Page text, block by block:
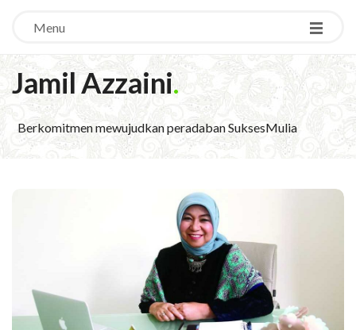
Menu
Jamil Azzaini.
Berkomitmen mewujudkan peradaban SuksesMulia